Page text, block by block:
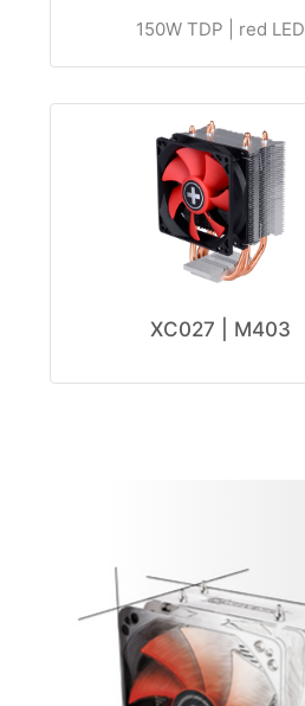
150W TDP | red LED
XC027 | M403